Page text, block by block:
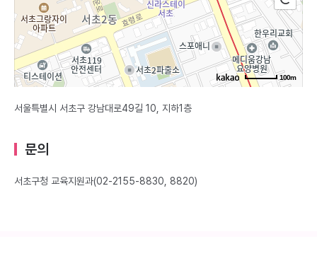
100m
서울특별시 서초구 강남대로49길 10, 지하1층
문의
서초구청 교육지원과(02-2155-8830, 8820)